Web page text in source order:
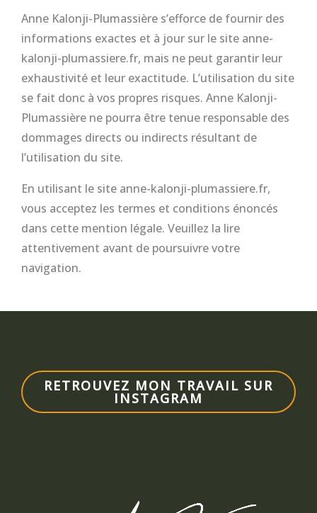
Anne Kalonji-Plumassière s’efforce de fournir des
informations exactes et à jour sur le site anne-
kalonji-plumassiere.fr, mais ne peut garantir leur
exhaustivité et leur exactitude. L’utilisation du site
se fait donc à vos propres risques. Anne Kalonji-
Plumassière ne pourra être tenue responsable des
dommages directs ou indirects résultant de
l’utilisation du site.
En utilisant le site anne-kalonji-plumassiere.fr,
vous acceptez les termes et conditions énoncés
dans cette mention légale. Veuillez la lire
attentivement avant de poursuivre votre
navigation.
RETROUVEZ MON TRAVAIL SUR
INSTAGRAM